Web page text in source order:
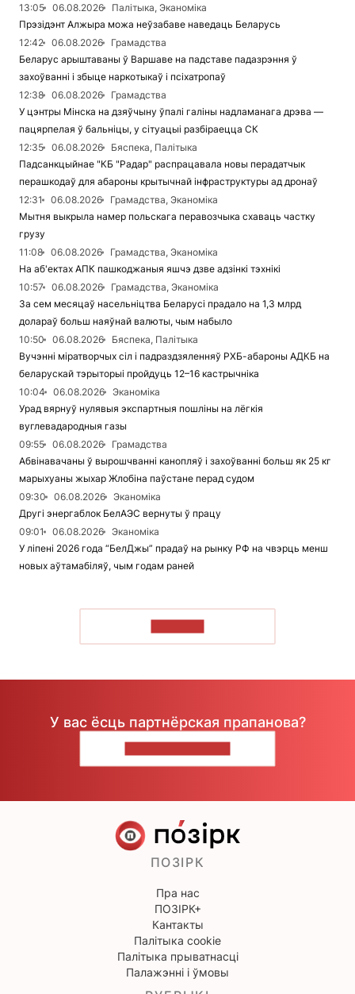
13:05
06.08.2026
Палітыка, Эканоміка
Прэзідэнт Алжыра можа неўзабаве наведаць Беларусь
12:42
06.08.2026
Грамадства
Беларус арыштаваны ў Варшаве на падставе падазрэння ў
захоўванні і збыце наркотыкаў і псіхатропаў
12:38
06.08.2026
Грамадства
У цэнтры Мінска на дзяўчыну ўпалі галіны надламанага дрэва —
пацярпелая ў бальніцы, у сітуацыі разбіраецца СК
12:35
06.08.2026
Бяспека, Палітыка
Падсанкцыйнае "КБ "Радар" распрацавала новы перадатчык
перашкодаў для абароны крытычнай інфраструктуры ад дронаў
12:31
06.08.2026
Грамадства, Эканоміка
Мытня выкрыла намер польскага перавозчыка схаваць частку
грузу
11:08
06.08.2026
Грамадства, Эканоміка
На аб'ектах АПК пашкоджаныя яшчэ дзве адзінкі тэхнікі
10:57
06.08.2026
Грамадства, Эканоміка
За сем месяцаў насельніцтва Беларусі прадало на 1,3 млрд
долараў больш наяўнай валюты, чым набыло
10:50
06.08.2026
Бяспека, Палітыка
Вучэнні міратворчых сіл і падраздзяленняў РХБ-абароны АДКБ на
беларускай тэрыторыі пройдуць 12–16 кастрычніка
10:04
06.08.2026
Эканоміка
Урад вярнуў нулявыя экспартныя пошліны на лёгкія
вуглевадародныя газы
09:55
06.08.2026
Грамадства
Абвінавачаны ў вырошчванні канопляў і захоўванні больш як 25 кг
марыхуаны жыхар Жлобіна паўстане перад судом
09:30
06.08.2026
Эканоміка
Другі энергаблок БелАЭС вернуты ў працу
09:01
06.08.2026
Эканоміка
У ліпені 2026 года “БелДжы” прадаў на рынку РФ на чвэрць менш
новых аўтамабіляў, чым годам раней
У вас ёсць партнёрская прапанова?
ПОЗІРК
Пра нас
ПОЗІРК+
Кантакты
Палітыка cookie
Палітыка прыватнасці
Палажэнні і ўмовы